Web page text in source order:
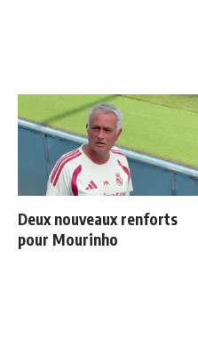
Deux nouveaux renforts
pour Mourinho